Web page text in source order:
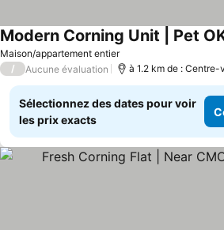
Maison/appartement entier
Consulter les prix
/ Aucune évaluation à 1.2 km de : Centre-
Sélectionnez des dates pour voir
les prix exacts